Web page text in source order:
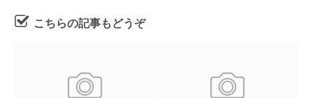
こちらの記事もどうぞ